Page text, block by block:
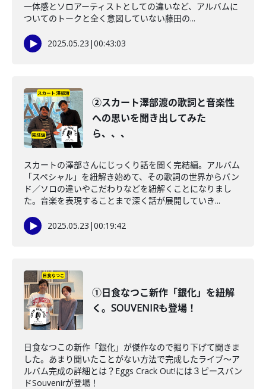
一体感とソロアーティストとしての違いなど、アルバムに
ついてのトークと全く意図していない藤田の...
2025.05.23 |00:43:03
②スカート澤部渡の歌詞と音楽性
への思いを聞き出してみた
ら、、、
スカートの澤部さんにじっくり話を聞く完結編。アルバム
「スペシャル」を紐解き始めて、その歌詞の世界からバン
ド／ソロの違いやこだわりなどを紐解くことになりまし
た。音楽を表現することまで深く話が展開していき...
2025.05.23 |00:19:42
①日食なつこ新作「銀化」を紐解
く。SOUVENIRも登場！
日食なつこの新作「銀化」が傑作なので掘り下げて聞きま
した。あまり聞いたことがない方法で完成したライブ〜ア
ルバム完成の詳細とは？Eggs Crack Out!には３ピースバン
ドSouvenirが登場！